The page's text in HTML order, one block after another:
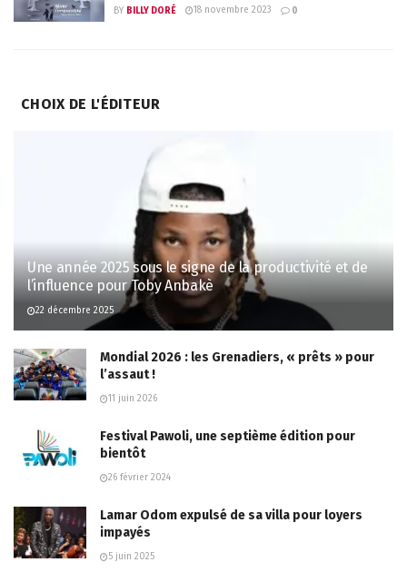
BY BILLY DORÉ 18 novembre 2023 0
CHOIX DE L'ÉDITEUR
Une année 2025 sous le signe de la productivité et de
l’influence pour Toby Anbakè
22 décembre 2025
Mondial 2026 : les Grenadiers, « prêts » pour
l’assaut !
11 juin 2026
Festival Pawoli, une septième édition pour
bientôt
26 février 2024
Lamar Odom expulsé de sa villa pour loyers
impayés
5 juin 2025